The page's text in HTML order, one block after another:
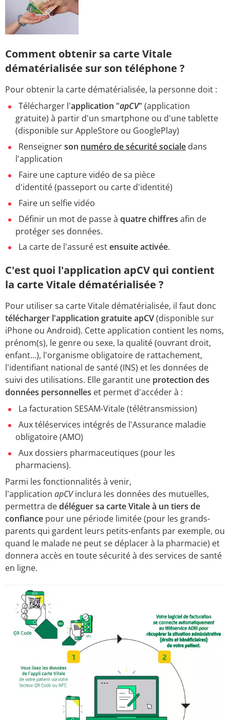
Comment obtenir sa carte Vitale
dématérialisée sur son téléphone ?
Pour obtenir la carte dématérialisée, la personne doit :
Télécharger l'application "apCV" (application
gratuite) à partir d'un smartphone ou d'une tablette
(disponible sur AppleStore ou GooglePlay)
Renseignerson numéro de sécurité sociale dans
l'application
Faire une capture vidéo de sa pièce
d'identité (passeport ou carte d'identité)
Faire un selfie vidéo
Définir un mot de passe à quatre chiffres afin de
protéger ses données.
La carte de l'assuré estensuite activée.
C'est quoi l'application apCV qui contient
la carte Vitale dématérialisée ?
Pour utiliser sa carte Vitale dématérialisée, il faut donc
télécharger l'application gratuite apCV(disponible sur
iPhone ou Android). Cette application contient les noms,
prénom(s), le genre ou sexe, la qualité (ouvrant droit,
enfant…), l'organisme obligatoire de rattachement,
l'identifiant national de santé (INS) et les données de
suivi des utilisations. Elle garantit une protection des
données personnelles et permet d'accéder à :
La facturation SESAM-Vitale (télétransmission)
Aux téléservices intégrés de l'Assurance maladie
obligatoire (AMO)
Aux dossiers pharmaceutiques (pour les
pharmaciens).
Parmi les fonctionnalités à venir,
l'application apCVinclura les données des mutuelles,
permettra dedéléguer sa carte Vitale à un tiers de
confiance pour une période limitée (pour les grands-
parents qui gardent leurs petits-enfants par exemple, ou
quand le malade ne peut se déplacer à la pharmacie) et
donnera accès en toute sécurité à des services de santé
en ligne.